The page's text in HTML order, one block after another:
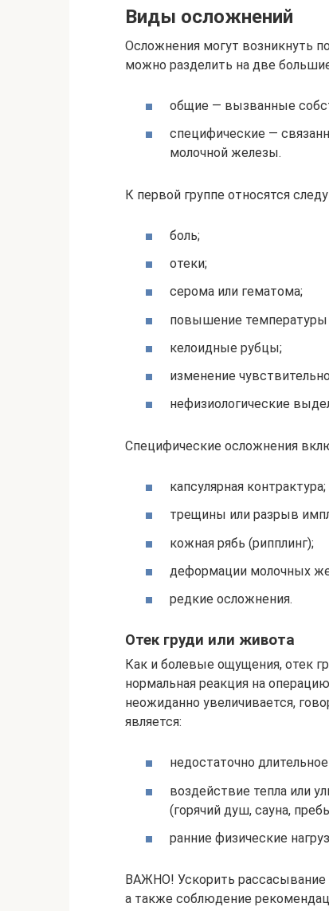
Виды осложнений
Осложнения могут возникнуть
можно разделить на две
общие — вызванные
специфические —
молочной железы.
К первой группе относятся
боль;
отеки;
серома или гематома;
повышение температуры
келоидные рубцы;
изменение
нефизиологические
Специфические осложнения
капсулярная контрактура;
трещины или разрыв
кожная рябь (рипплинг);
деформации молочных
редкие осложнения.
Отек груди или живота
Как и болевые ощущения, отек
нормальная реакция на
неожиданно увеличивается,
является:
недостаточно
воздействие тепла или
(горячий душ, сауна,
ранние физические
ВАЖНО! Ускорить рассасывание
а также соблюдение